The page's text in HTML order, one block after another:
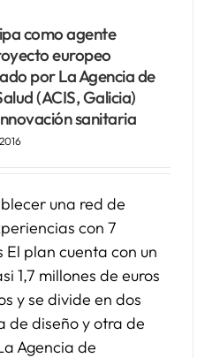
como agente
europeo
por La Agencia de
(ACIS, Galicia)
sanitaria
una red de
con 7
El plan cuenta con un
1,7 millones de euros
y se divide en dos
de diseño y otra de
Agencia de